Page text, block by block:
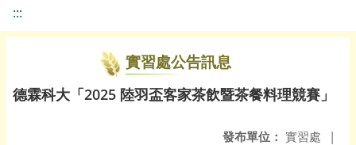
:::
實習處公告訊息
德霖科大「2025 陸羽盃客家茶飲暨茶餐料理競賽」
發布單位： 實習處 |